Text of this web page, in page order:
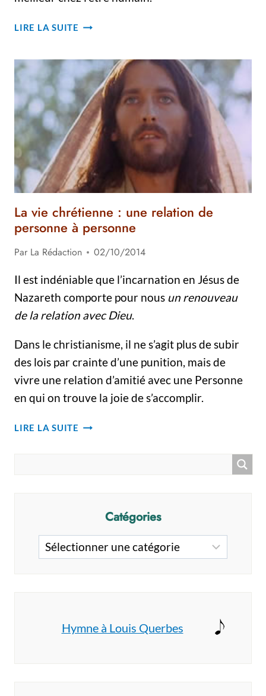
LIRE LA SUITE LA
EST
UNE
VIE
RELATIONNELLE
La vie chrétienne : une relation de
personne à personne
Par La Rédaction
02/10/2014
Il est indéniable que l’incarnation en Jésus de
Nazareth comporte pour nous un renouveau
de la relation avec Dieu.
Dans le christianisme, il ne s’agit plus de subir
des lois par crainte d’une punition, mais de
vivre une relation d’amitié avec une Personne
en qui on trouve la joie de s’accomplir.
LIRE LA SUITE LA
PERSONNE
PERSONNE
Catégories
Catégories
Hymne à Louis Querbes